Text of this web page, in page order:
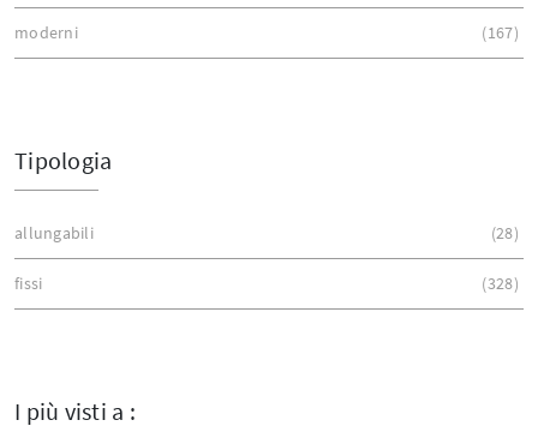
moderni 167
Tipologia
allungabili 28
fissi 328
I più visti a :